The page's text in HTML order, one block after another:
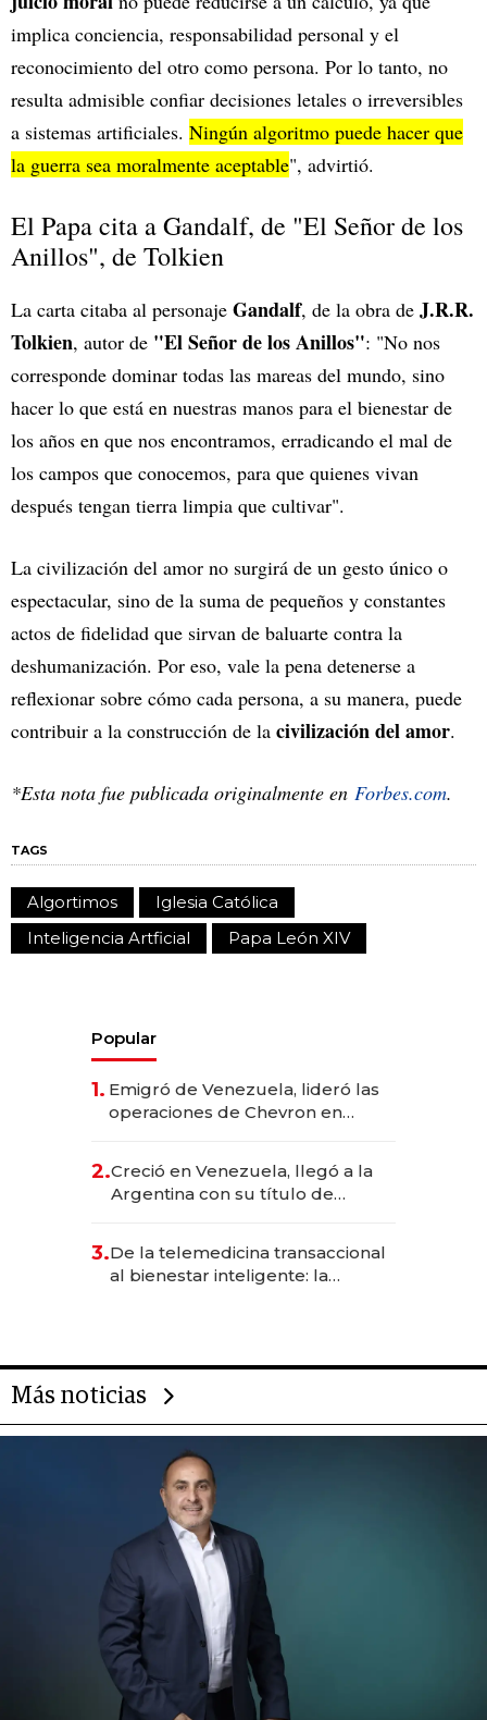
implica conciencia, responsabilidad personal y el
reconocimiento del otro como persona. Por lo tanto, no
resulta admisible confiar decisiones letales o irreversibles
a sistemas artificiales. Ningún algoritmo puede hacer que
la guerra sea moralmente aceptable", advirtió.
El Papa cita a Gandalf, de "El Señor de los
Anillos", de Tolkien
La carta citaba al personaje Gandalf, de la obra de J.R.R.
Tolkien, autor de "El Señor de los Anillos": "No nos
corresponde dominar todas las mareas del mundo, sino
hacer lo que está en nuestras manos para el bienestar de
los años en que nos encontramos, erradicando el mal de
los campos que conocemos, para que quienes vivan
después tengan tierra limpia que cultivar".
La civilización del amor no surgirá de un gesto único o
espectacular, sino de la suma de pequeños y constantes
actos de fidelidad que sirvan de baluarte contra la
deshumanización. Por eso, vale la pena detenerse a
reflexionar sobre cómo cada persona, a su manera, puede
contribuir a la construcción de la civilización del amor.
*Esta nota fue publicada originalmente en Forbes.com.
TAGS
Algortimos
Iglesia Católica
Inteligencia Artficial
Papa León XIV
Popular
1. Emigró de Venezuela, lideró las
operaciones de Chevron en
2.Creció en Venezuela, llegó a la
Argentina con su título de
las marcas "fast premium"
3.De la telemedicina transaccional
al bienestar inteligente: la
Más noticias